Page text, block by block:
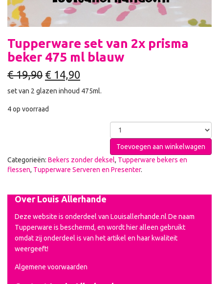
Tupperware set van 2x prisma
beker 475 ml blauw
€19,90 € 14,90
set van 2 glazen inhoud 475ml.
4 op voorraad
Toevoegen aan winkelwagen
Categorieën: Bekers zonder deksel, Tupperware bekers en
flessen, Tupperware Serveren en Presenter.
Over Louis Allerhande
Deze website is onderdeel van Louisallerhande.nl De naam
Tupperware is beschermd, en wordt hier alleen gebruikt
omdat zij onderdeel is van het artikel en haar kwaliteit
weergeeft!
Algemene voorwaarden